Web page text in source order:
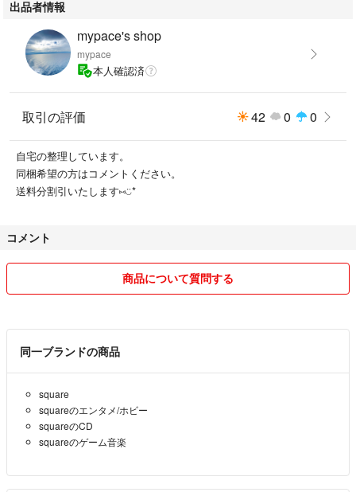
出品者情報
mypace's shop
mypace
本人確認済
取引の評価 42 0 0
自宅の整理しています。
同梱希望の方はコメントください。
送料分割引いたします⑅︎◡̈︎*
コメント
商品について質問する
同一ブランドの商品
square
squareのエンタメ/ホビー
squareのCD
squareのゲーム音楽